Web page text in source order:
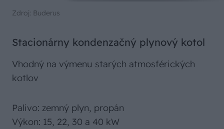
Zdroj: Buderus
Stacionárny kondenzačný plynový kotol
Vhodný na výmenu starých atmosférických
kotlov
Palivo: zemný plyn, propán
Výkon: 15, 22, 30 a 40 kW